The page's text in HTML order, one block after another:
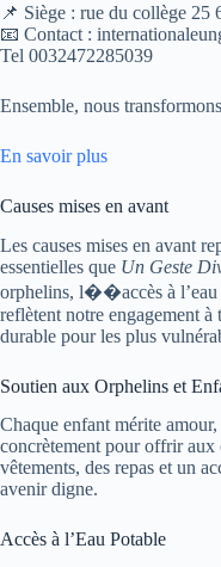
📌 Siège : rue du collège
📧 Contact :
Tel 0032472285039
Ensemble, nous
En savoir plus
Causes mises en avant
Les causes mises en avant
essentielles que Un Geste
orphelins, l��accès à l’eau
reflètent notre engagement à
durable pour les plus
Soutien aux Orphelins et
Chaque enfant mérite
concrètement pour offrir aux
vêtements, des repas et un
avenir digne.
Accès à l’Eau Potable